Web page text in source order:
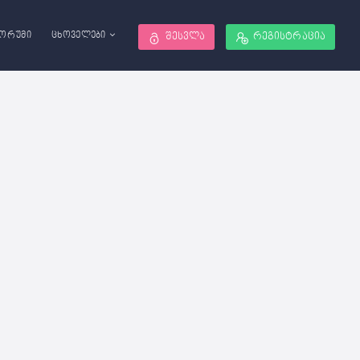
ცხოველები შესვლა რეგისტრაცია